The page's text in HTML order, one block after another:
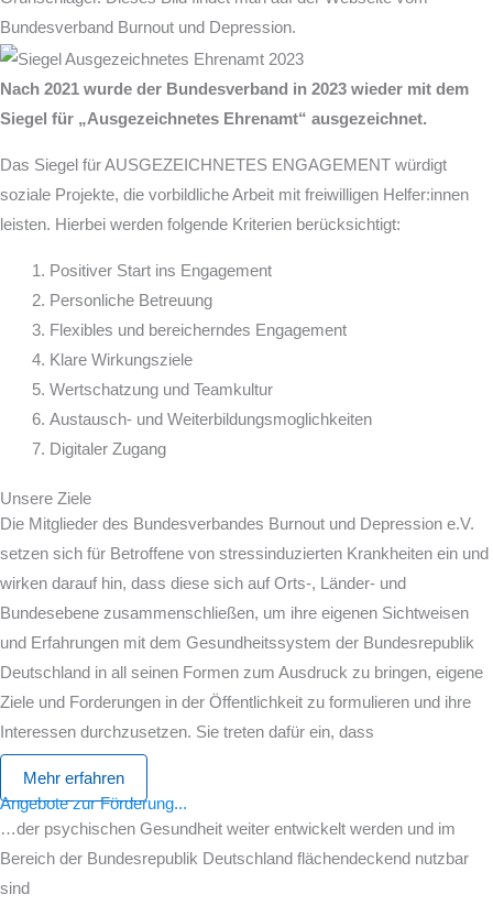
Nach 2021 wurde der Bundesverband in 2023 wieder mit dem
Siegel für „Ausgezeichnetes Ehrenamt“ ausgezeichnet.
Das Siegel für AUSGEZEICHNETES ENGAGEMENT würdigt
soziale Projekte, die vorbildliche Arbeit mit freiwilligen Helfer:innen
leisten. Hierbei werden folgende Kriterien berücksichtigt:
Positiver Start ins Engagement
Personliche Betreuung
Flexibles und bereicherndes Engagement
Klare Wirkungsziele
Wertschatzung und Teamkultur
Austausch- und Weiterbildungsmoglichkeiten
Digitaler Zugang
Unsere Ziele
Die Mitglieder des Bundesverbandes Burnout und Depression e.V.
setzen sich für Betroffene von stressinduzierten Krankheiten ein und
wirken darauf hin, dass diese sich auf Orts-, Länder- und
Bundesebene zusammenschließen, um ihre eigenen Sichtweisen
und Erfahrungen mit dem Gesundheitssystem der Bundesrepublik
Deutschland in all seinen Formen zum Ausdruck zu bringen, eigene
Ziele und Forderungen in der Öffentlichkeit zu formulieren und ihre
Interessen durchzusetzen. Sie treten dafür ein, dass
Mehr erfahren
Angebote zur Förderung...
…der psychischen Gesundheit weiter entwickelt werden und im
Bereich der Bundesrepublik Deutschland flächendeckend nutzbar
sind